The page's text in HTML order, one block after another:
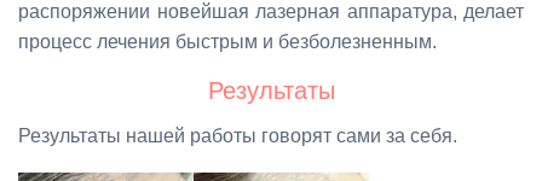
рас­по­ря­же­нии но­вей­шая ла­зер­ная ап­па­ра­ту­ра, де­ла­ет
про­цесс ле­че­ния быст­рым и без­бо­лез­нен­ным.
Ре­зуль­та­ты
Ре­зуль­та­ты на­шей ра­бо­ты го­во­рят са­ми за се­бя.